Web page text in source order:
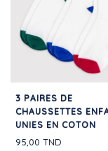
3 PAIRES DE
CHAUSSETTES
UNIES EN COTON
95,00 TND